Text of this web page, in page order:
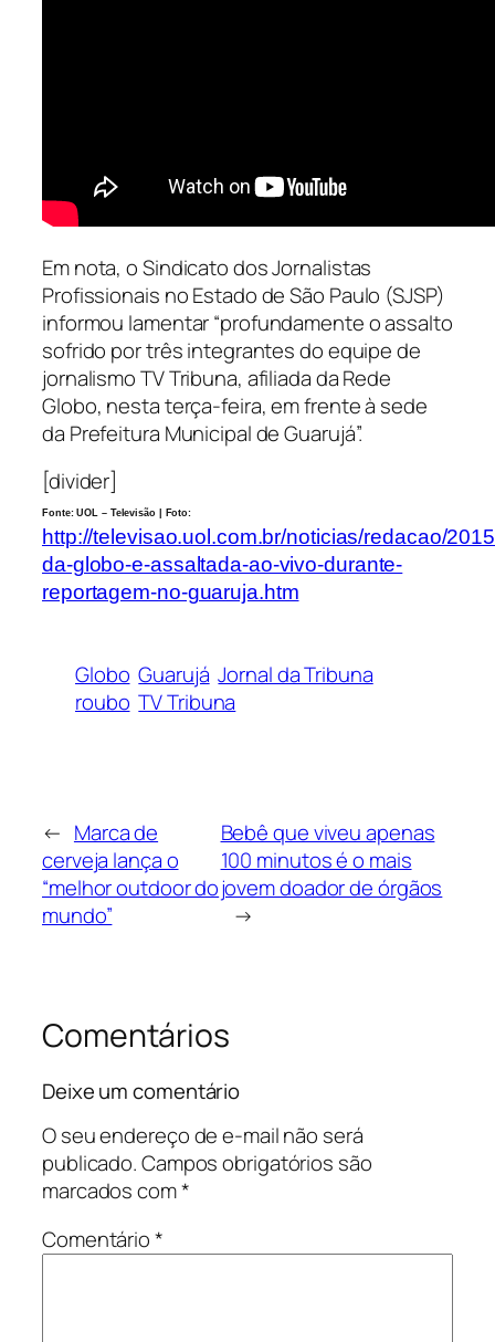
Em nota, o Sindicato dos Jornalistas
Profissionais no Estado de São Paulo (SJSP)
informou lamentar “profundamente o assalto
sofrido por três integrantes do equipe de
jornalismo TV Tribuna, afiliada da Rede
Globo, nesta terça-feira, em frente à sede
da Prefeitura Municipal de Guarujá”.
[divider]
Fonte: UOL – Televisão | Foto:
http://televisao.uol.com.br/noticias/redacao/
da-globo-e-assaltada-ao-vivo-durante-
reportagem-no-guaruja.htm
Globo Guarujá Jornal da Tribuna
roubo TV Tribuna
← Marca de
cerveja lança o
“melhor outdoor do
mundo”
Bebê que viveu apenas
100 minutos é o mais
jovem doador de órgãos
→
Comentários
Deixe um comentário
O seu endereço de e-mail não será
publicado.Campos obrigatórios são
marcados com*
Comentário*